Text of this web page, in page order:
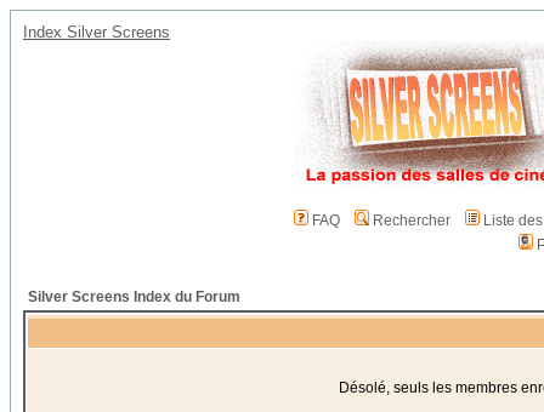
Index Silver Screens
FAQ Rechercher
Liste
Silver Screens Index du Forum
Désolé, seuls les membres